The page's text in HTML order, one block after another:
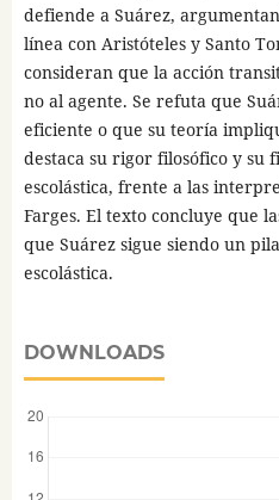
defiende a Suárez,
línea con Aristóteles y Santo
consideran que la acción
no al agente. Se refuta que
eficiente o que su teoría
destaca su rigor filosófico y su
escolástica, frente a las
Farges. El texto concluye que
que Suárez sigue siendo un
escolástica.
DOWNLOADS